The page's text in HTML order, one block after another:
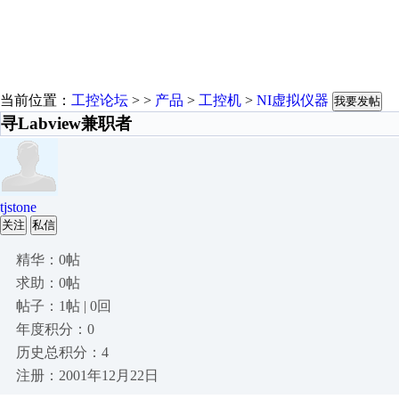
当前位置： 工控论坛 > > 产品 > 工控机 > NI虚拟仪器 我要发帖
寻Labview兼职者
tjstone
关注 私信
精华：0帖
求助：0帖
帖子：1帖 | 0回
年度积分：0
历史总积分：4
注册：2001年12月22日